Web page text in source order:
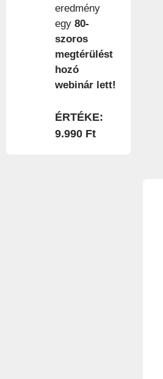
eredmény
egy 80-
szoros
megtérülést
hozó
webinár lett!
ÉRTÉKE:
9.990 Ft